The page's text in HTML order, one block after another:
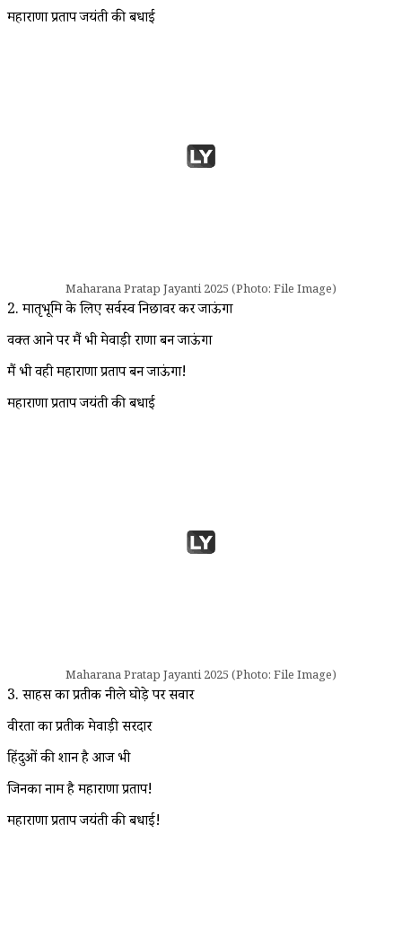
महाराणा प्रताप जयंती की बधाई
Maharana Pratap Jayanti 2025 (Photo: File Image)
2. मातृभूमि के लिए सर्वस्व निछावर कर जाऊंगा
वक्त आने पर मैं भी मेवाड़ी राणा बन जाऊंगा
मैं भी वही महाराणा प्रताप बन जाऊंगा!
महाराणा प्रताप जयंती की बधाई
Maharana Pratap Jayanti 2025 (Photo: File Image)
3. साहस का प्रतीक नीले घोड़े पर सवार
वीरता का प्रतीक मेवाड़ी सरदार
हिंदुओं की शान है आज भी
जिनका नाम है महाराणा प्रताप!
महाराणा प्रताप जयंती की बधाई!